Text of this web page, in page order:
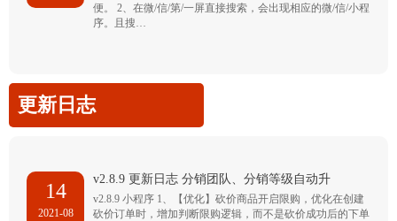
便。 2、在微/信/第/一屏直接搜索，会出现相应的微/信/小程
序。且搜…
更新日志
14
2021-08
v2.8.9 更新日志 分销团队、分销等级自动升
v2.8.9 小程序 1、【优化】砍价商品开启限购，优化在创建
砍价订单时，增加判断限购逻辑，而不是砍价成功后的下单